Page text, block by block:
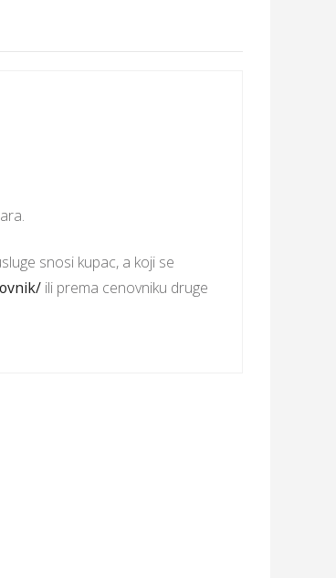
snosi kupac, a koji se
ili prema cenovniku druge